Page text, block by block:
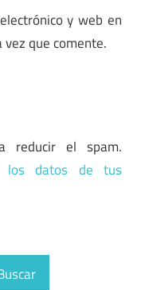
y web en
que comente.
reducir el spam.
los datos de tus